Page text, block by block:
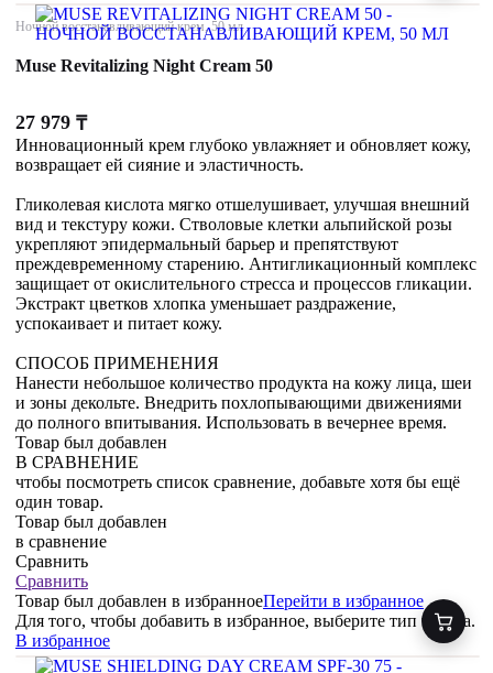
Ночной восстанавливающий крем, 50 мл
Muse Revitalizing Night Cream 50
27 979 ₸
Инновационный крем глубоко увлажняет и обновляет кожу,
возвращает ей сияние и эластичность.
Гликолевая кислота мягко отшелушивает, улучшая внешний
вид и текстуру кожи. Стволовые клетки альпийской розы
укрепляют эпидермальный барьер и препятствуют
преждевременному старению. Антигликационный комплекс
защищает от окислительного стресса и процессов гликации.
Экстракт цветков хлопка уменьшает раздражение,
успокаивает и питает кожу.
СПОСОБ ПРИМЕНЕНИЯ
Нанести небольшое количество продукта на кожу лица, шеи
и зоны декольте. Внедрить похлопывающими движениями
до полного впитывания. Использовать в вечернее время.
Товар был добавлен
В СРАВНЕНИЕ
чтобы посмотреть список сравнение, добавьте хотя бы ещё
один товар.
Товар был добавлен
в сравнение
Сравнить
Сравнить
Товар был добавлен в избранноеПерейти в избранное
Для того, чтобы добавить в избранное, выберите тип товара.
В избранное